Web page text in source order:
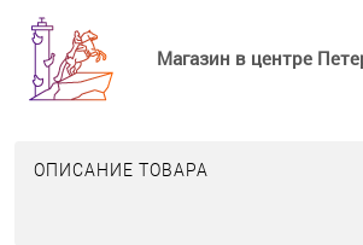
Магазин в центре
ОПИСАНИЕ ТОВАРА